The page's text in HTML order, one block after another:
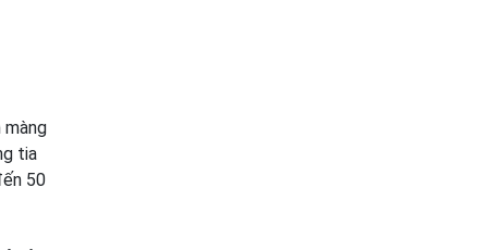
màng
tia
50